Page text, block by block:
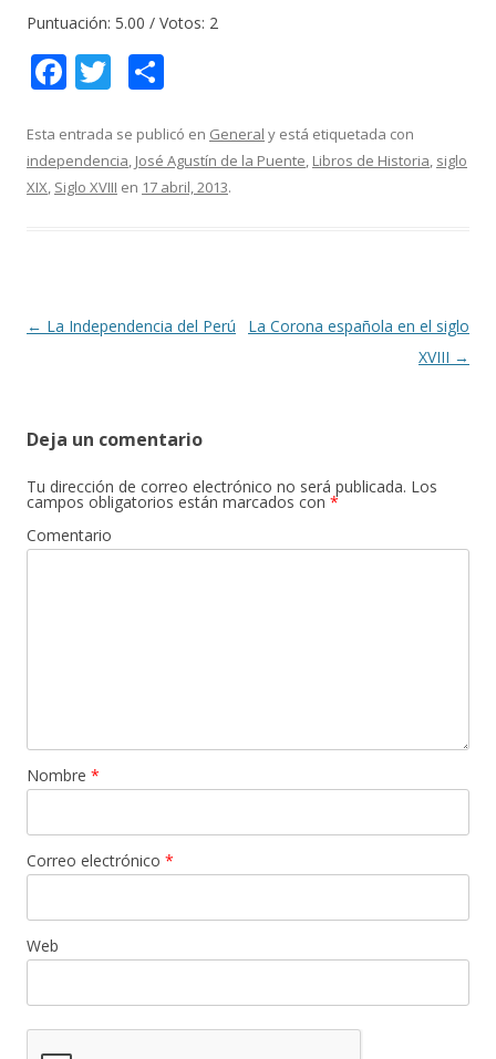
Puntuación: 5.00 / Votos: 2
F
e
b
T
itt
er
m
p
Esta entrada se publicó en General y está etiquetada con
independencia, José Agustín de la Puente, Libros de Historia, siglo
XIX, Siglo XVIII en 17 abril, 2013.
Navegación
← La Independencia del Perú
La Corona española en el siglo
XVIII →
Deja un comentario
Tu dirección de correo electrónico no será publicada. Los
campos obligatorios están marcados con *
Comentario
Nombre *
Correo electrónico *
Web